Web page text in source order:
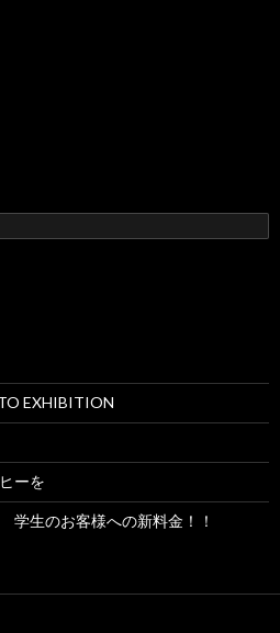
EXHIBITION
ーを
のお客様への新料金！！